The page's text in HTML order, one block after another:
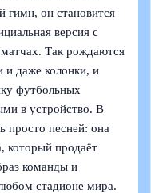
он становится
версия с
Так рождаются
даже колонки, и
футбольных
в устройство. В
просто песней: она
который продаёт
команды и
стадионе мира.